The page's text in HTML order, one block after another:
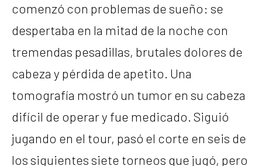
comenzó con problemas de sueño: se
despertaba en la mitad de la noche con
tremendas pesadillas, brutales dolores de
cabeza y pérdida de apetito. Una
tomografía mostró un tumor en su cabeza
difícil de operar y fue medicado. Siguió
jugando en el tour, pasó el corte en seis de
los siguientes siete torneos que jugó, pero